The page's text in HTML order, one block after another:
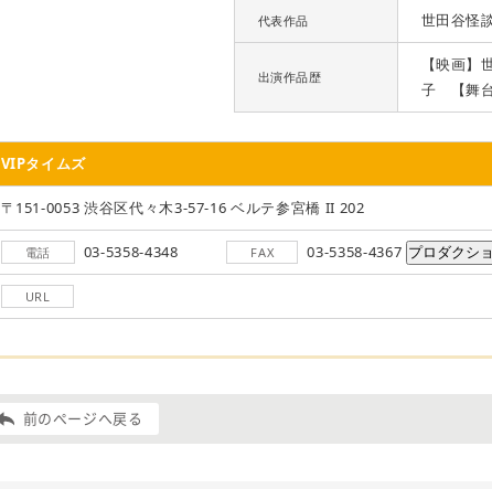
代表作品 世田谷怪
出演作品歴
【映画
子 【舞
VIPタイムズ
〒151-0053 渋谷区代々木3-57-16 ベルテ参宮橋 II 202
電話 03-5358-4348 FAX 03-5358-4367
URL
前のページへ戻る